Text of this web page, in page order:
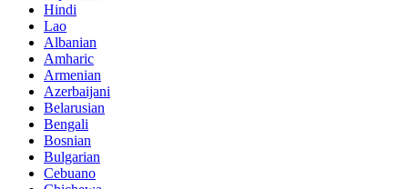
Hindi
Lao
Albanian
Amharic
Armenian
Azerbaijani
Belarusian
Bengali
Bosnian
Bulgarian
Cebuano